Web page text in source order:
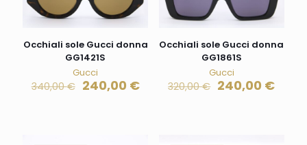
Occhiali sole Gucci donna
GG1421S
Gucci
340,00€ 240,00 €
Occhiali sole Gucci donna
GG1861S
Gucci
320,00€ 240,00 €